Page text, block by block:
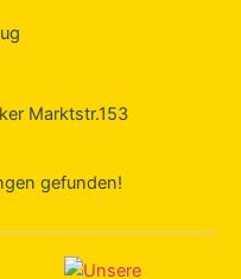
Marktstr.153
gefunden!